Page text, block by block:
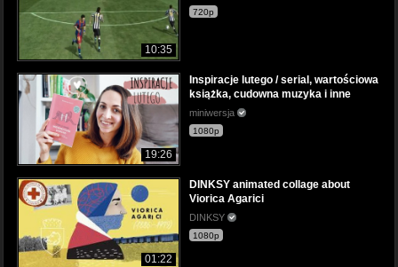
10:35
720p
19:26
Inspiracje lutego / serial, wartościowa
książka, cudowna muzyka i inne
miniwersja
1080p
01:22
DINKSY animated collage about
Viorica Agarici
DINKSY
1080p